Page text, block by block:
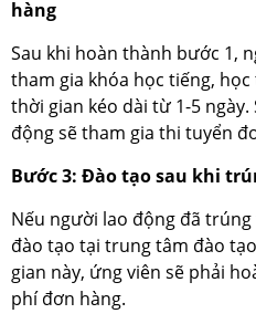
hàng
Sau khi hoàn thành bước 1,
tham gia khóa học tiếng,
thời gian kéo dài từ 1-5
động sẽ tham gia thi tuyển
Bước 3: Đào tạo sau khi
Nếu người lao động đã
đào tạo tại trung tâm đào
gian này, ứng viên sẽ phải
phí đơn hàng.